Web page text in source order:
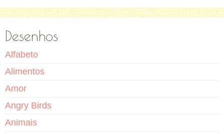
Desenhos
Alfabeto
Alimentos
Amor
Angry Birds
Animais